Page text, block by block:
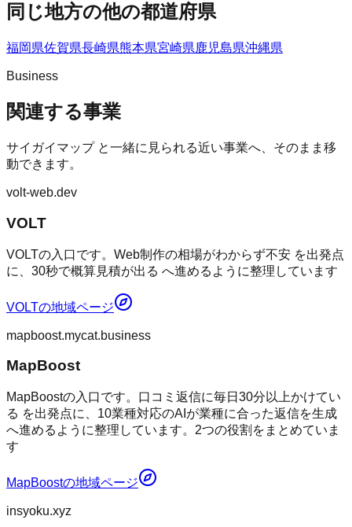
同じ地方の他の都道府県
福岡県佐賀県長崎県熊本県宮崎県鹿児島県沖縄県
Business
関連する事業
サイガイマップと一緒に見られる近い事業へ、そのまま移
動できます。
volt-web.dev
VOLT
VOLTの入口です。Web制作の相場がわからず不安 を出発点
に、30秒で概算見積が出る へ進めるように整理しています
VOLTの地域ページ
mapboost.mycat.business
MapBoost
MapBoostの入口です。口コミ返信に毎日30分以上かけてい
る を出発点に、10業種対応のAIが業種に合った返信を生成
へ進めるように整理しています。2つの役割をまとめていま
す
MapBoostの地域ページ
insyoku.xyz